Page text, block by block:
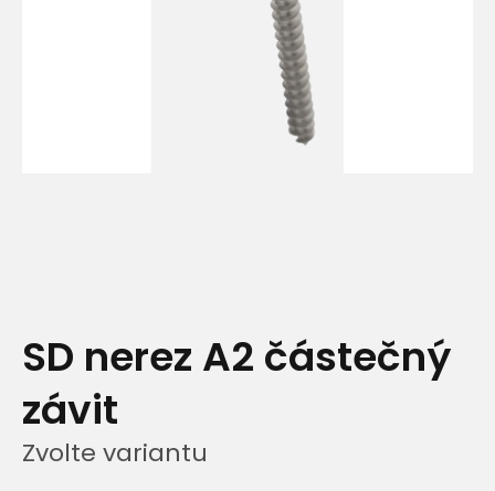
SD nerez A2 částečný
závit
Zvolte variantu